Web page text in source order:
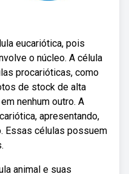
eucariótica, pois
o núcleo. A célula
procarióticas, como
de stock de alta
nenhum outro. A
apresentando,
Essas células possuem
animal e suas